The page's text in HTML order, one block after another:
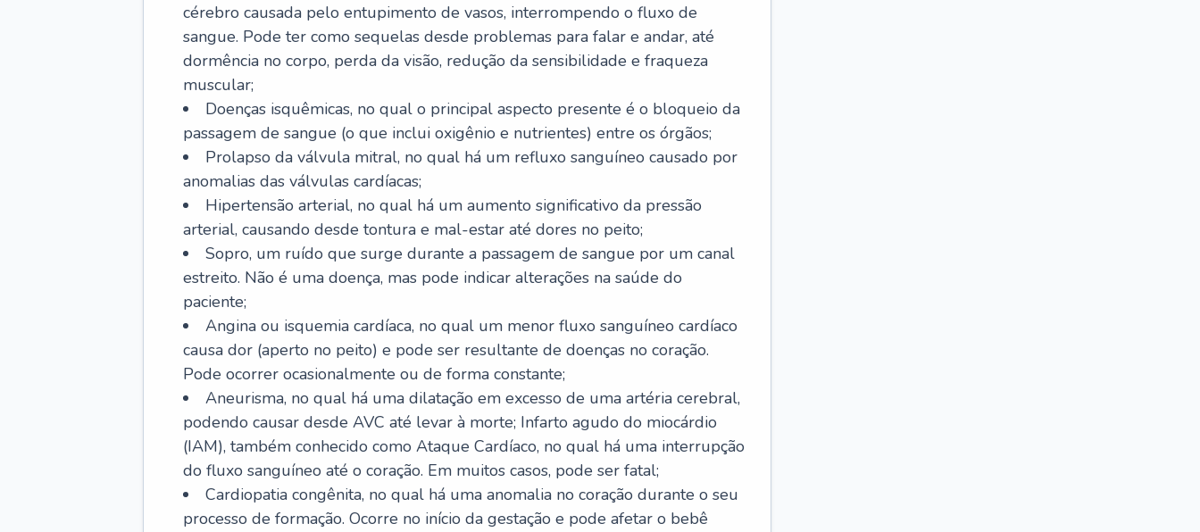
cérebro causada pelo entupimento de vasos, interrompendo o fluxo de
sangue. Pode ter como sequelas desde problemas para falar e andar, até
dormência no corpo, perda da visão, redução da sensibilidade e fraqueza
muscular;
Doenças isquêmicas, no qual o principal aspecto presente é o bloqueio da
passagem de sangue (o que inclui oxigênio e nutrientes) entre os órgãos;
Prolapso da válvula mitral, no qual há um refluxo sanguíneo causado por
anomalias das válvulas cardíacas;
Hipertensão arterial, no qual há um aumento significativo da pressão
arterial, causando desde tontura e mal-estar até dores no peito;
Sopro, um ruído que surge durante a passagem de sangue por um canal
estreito. Não é uma doença, mas pode indicar alterações na saúde do
paciente;
Angina ou isquemia cardíaca, no qual um menor fluxo sanguíneo cardíaco
causa dor (aperto no peito) e pode ser resultante de doenças no coração.
Pode ocorrer ocasionalmente ou de forma constante;
Aneurisma, no qual há uma dilatação em excesso de uma artéria cerebral,
podendo causar desde AVC até levar à morte; Infarto agudo do miocárdio
(IAM), também conhecido como Ataque Cardíaco, no qual há uma interrupção
do fluxo sanguíneo até o coração. Em muitos casos, pode ser fatal;
Cardiopatia congênita, no qual há uma anomalia no coração durante o seu
processo de formação. Ocorre no início da gestação e pode afetar o bebê